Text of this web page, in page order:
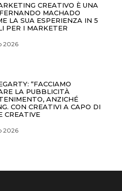
CREATIVO È UNA
MACHADO
LA SUA ESPERIENZA IN 5
PER I MARKETER
2026
“FACCIAMO
LA PUBBLICITÀ
ANZICHÉ
CON CREATIVI A CAPO DI
CREATIVE
2026